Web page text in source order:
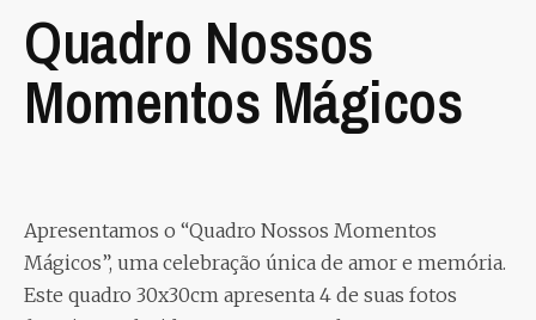
Quadro Nossos
Momentos Mágicos
Apresentamos o “Quadro Nossos Momentos
Mágicos”, uma celebração única de amor e memória.
Este quadro 30x30cm apresenta 4 de suas fotos